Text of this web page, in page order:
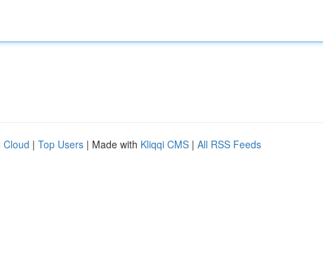
Cloud | Top Users | Made with Kliqqi CMS | All RSS Feeds